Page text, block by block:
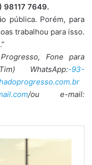
98117 7649.
pública. Porém, para
trabalhou para isso.
Fone para
WhatsApp:-93-
/ou e-mail: